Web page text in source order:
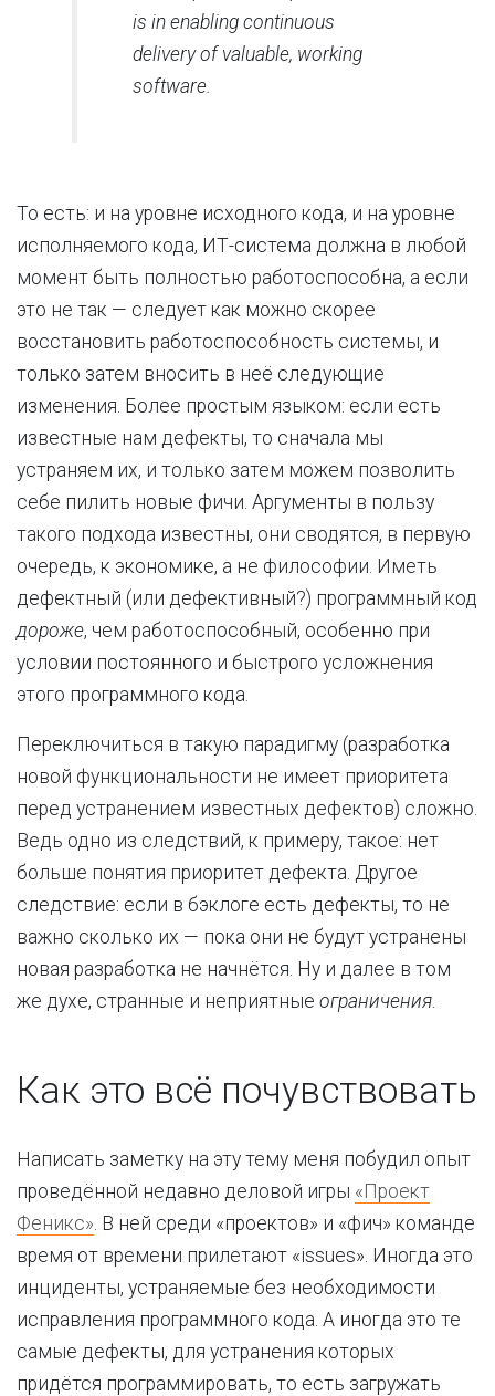
is in enabling continuous
delivery of valuable, working
software.
То есть: и на уровне исходного кода, и на уровне
исполняемого кода, ИТ-система должна в любой
момент быть полностью работоспособна, а если
это не так — следует как можно скорее
восстановить работоспособность системы, и
только затем вносить в неё следующие
изменения. Более простым языком: если есть
известные нам дефекты, то сначала мы
устраняем их, и только затем можем позволить
себе пилить новые фичи. Аргументы в пользу
такого подхода известны, они сводятся, в первую
очередь, к экономике, а не философии. Иметь
дефектный (или дефективный?) программный код
дороже, чем работоспособный, особенно при
условии постоянного и быстрого усложнения
этого программного кода.
Переключиться в такую парадигму (разработка
новой функциональности не имеет приоритета
перед устранением известных дефектов) сложно.
Ведь одно из следствий, к примеру, такое: нет
больше понятия приоритет дефекта. Другое
следствие: если в бэклоге есть дефекты, то не
важно сколько их — пока они не будут устранены
новая разработка не начнётся. Ну и далее в том
же духе, странные и неприятные ограничения
Как это всё почувствовать
Написать заметку на эту тему меня побудил опыт
проведённой недавно деловой игры «Проект
Феникс» . В ней среди «проектов» и «фич» команде
время от времени прилетают «issues». Иногда это
инциденты, устраняемые без необходимости
исправления программного кода. А иногда это те
самые дефекты, для устранения которых
придётся программировать, то есть загружать